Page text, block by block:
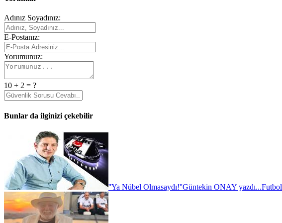
Adınız Soyadınız:
E-Postanız:
Yorumunuz:
10 + 2 = ?
Bunlar da ilginizi çekebilir
''Ya Nübel Olmasaydı!''Güntekin ONAY yazdı...Futbol